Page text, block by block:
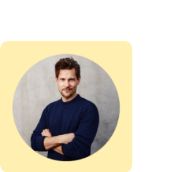
alimentaire